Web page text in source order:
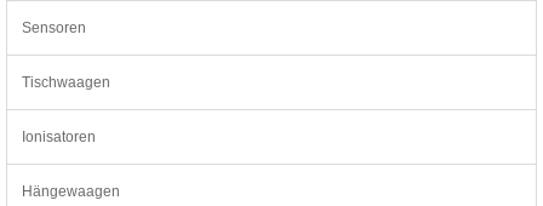
Sensoren
Tischwaagen
Ionisatoren
Hängewaagen